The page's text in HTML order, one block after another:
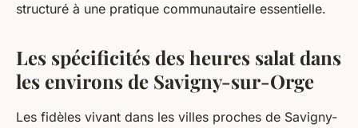
structuré à une pratique communautaire essentielle.
Les spécificités des heures salat dans
les environs de Savigny-sur-Orge
Les fidèles vivant dans les villes proches de Savigny-